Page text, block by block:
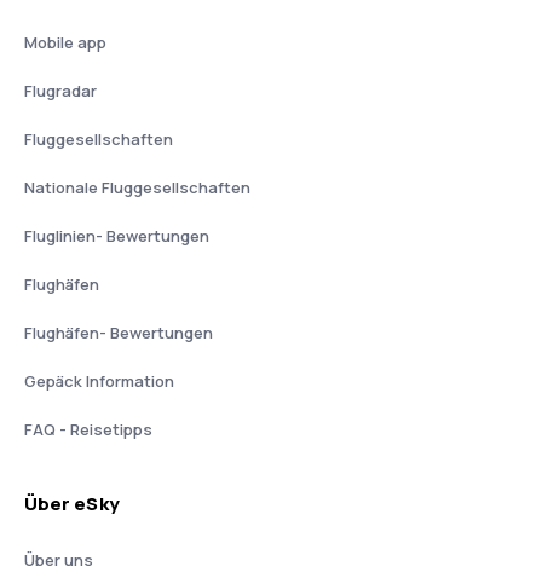
Mobile app
Flugradar
Fluggesellschaften
Nationale Fluggesellschaften
Fluglinien- Bewertungen
Flughäfen
Flughäfen- Bewertungen
Gepäck Information
FAQ - Reisetipps
Über eSky
Über uns